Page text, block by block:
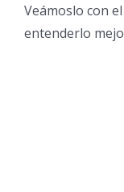
Veámoslo con
entenderlo